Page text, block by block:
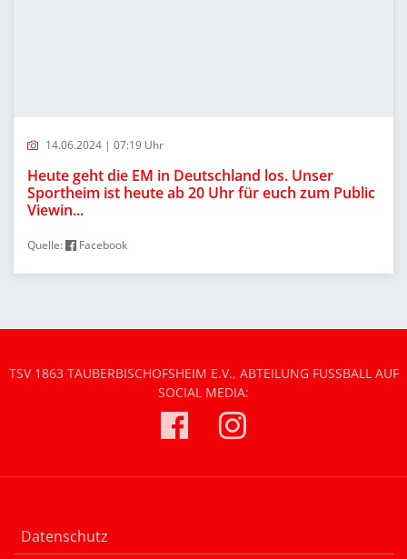
14.06.2024 | 07:19 Uhr
Heute geht die EM in Deutschland los. Unser
Sportheim ist heute ab 20 Uhr für euch zum Public
Viewin...
Quelle: Facebook
TSV 1863 TAUBERBISCHOFSHEIM E.V., ABTEILUNG FUSSBALL AUF S
OCIAL MEDIA:
Datenschutz